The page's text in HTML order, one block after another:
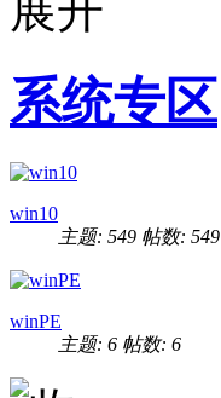
系统专区
win10
主题: 549 帖数: 549
winPE
主题: 6 帖数: 6